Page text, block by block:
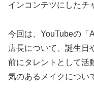
インコンテツにしたチ
今回は、YouTubeの「
店長について、誕生日
前にタレントとして活
気のあるメイクについ